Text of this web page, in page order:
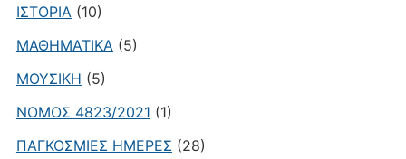
ΙΣΤΟΡΙΑ (10)
ΜΑΘΗΜΑΤΙΚΑ (5)
ΜΟΥΣΙΚΗ (5)
ΝΟΜΟΣ 4823/2021 (1)
ΠΑΓΚΟΣΜΙΕΣ ΗΜΕΡΕΣ (28)